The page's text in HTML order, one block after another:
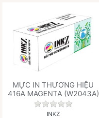
MỰC IN THƯƠNG HIỆU
416A MAGENTA (W2043A)
Chưa có
INKZ